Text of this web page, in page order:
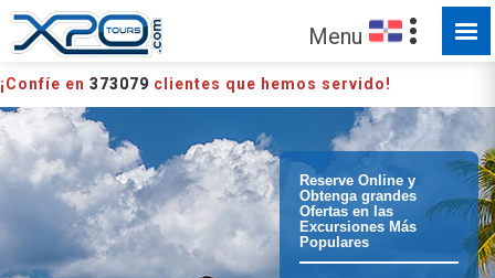
Menu
¡Confíe en 373079 clientes que hemos servido!
HECHO PARA SER EXPLORADO
Reserve Online y
Obtenga grandes
Ofertas en las
Excursiones Más
Populares